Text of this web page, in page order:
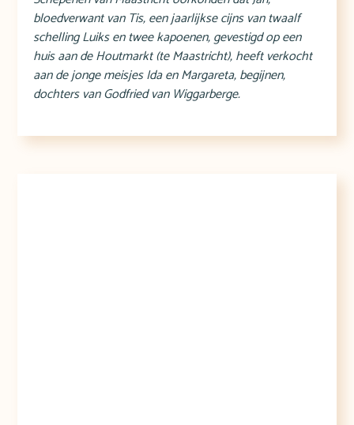
bloedverwant van Tis, een jaarlijkse cijns van twaalf
schelling Luiks en twee kapoenen, gevestigd op een
huis aan de Houtmarkt (te Maastricht), heeft verkocht
aan de jonge meisjes Ida en Margareta, begijnen,
dochters van Godfried van Wiggarberge.